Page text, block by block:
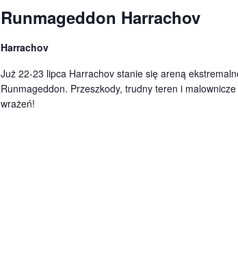
Runmageddon Harrachov
Harrachov
Już 22-23 lipca Harrachov stanie się areną
Runmageddon. Przeszkody, trudny teren i
wrażeń!